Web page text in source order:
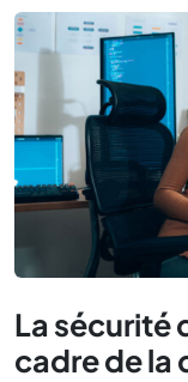
La sécurité
cadre de la